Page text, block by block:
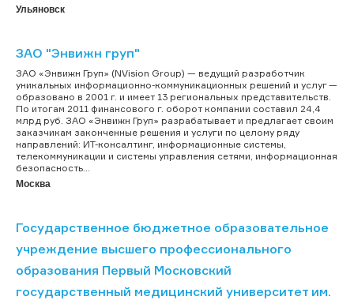
Ульяновск
ЗАО "Энвижн груп"
ЗАО «Энвижн Груп» (NVision Group) — ведущий разработчик
уникальных информационно-коммуникационных решений и услуг —
образовано в 2001 г. и имеет 13 региональных представительств.
По итогам 2011 финансового г. оборот компании составил 24,4
млрд руб. ЗАО «Энвижн Груп» разрабатывает и предлагает своим
заказчикам законченные решения и услуги по целому ряду
направлений: ИТ-консалтинг, информационные системы,
телекоммуникации и системы управления сетями, информационная
безопасность...
Москва
Государственное бюджетное образовательное
учреждение высшего профессионального
образования Первый Московский
государственный медицинский университет им.